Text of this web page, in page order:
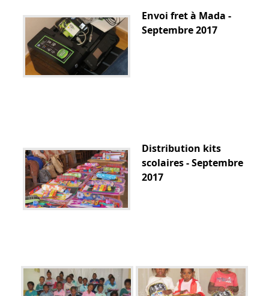
Envoi fret à Mada -
Septembre 2017
Distribution kits
scolaires - Septembre
2017